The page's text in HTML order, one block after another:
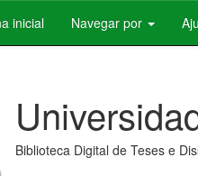
inicial Navegar por
Biblioteca Digital de Teses e